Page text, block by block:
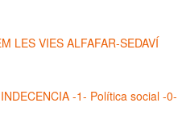
LES VIES ALFAFAR-SEDAVÍ
INDECENCIA -1- Política social -0-